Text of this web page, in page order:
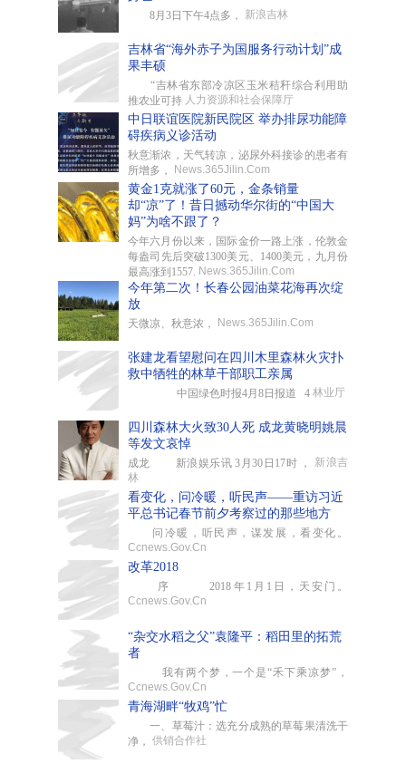
8月3日下午4点多， 新浪吉林
吉林省“海外赤子为国服务行动计划”成
果丰硕
“吉林省东部冷凉区玉米秸秆综合利用助
推农业可持 人力资源和社会保障厅
中日联谊医院新民院区 举办排尿功能障
碍疾病义诊活动
秋意渐浓，天气转凉，泌尿外科接诊的患者有
所增多，
News.365Jilin.Com
黄金1克就涨了60元，金条销量
却“凉”了！昔日撼动华尔街的“中国大
妈”为啥不跟了？
今年六月份以来，国际金价一路上涨，伦敦金
每盎司先后突破1300美元、1400美元，九月份
最高涨到1557. News.365Jilin.Com
今年第二次！长春公园油菜花海再次绽
放
天微凉、秋意浓， News.365Jilin.Com
张建龙看望慰问在四川木里森林火灾扑
救中牺牲的林草干部职工亲属
中国绿色时报4月8日报道 4 林业厅
四川森林大火致30人死 成龙黄晓明姚晨
等发文哀悼
成龙 新浪娱乐讯 3月30日17时 ，新浪吉
林
看变化，问冷暖，听民声——重访习近
平总书记春节前夕考察过的那些地方
问冷暖，听民声，谋发展，看变化。
Ccnews.Gov.Cn
改革2018
序 2018年1月1日，天安门。
Ccnews.Gov.Cn
“杂交水稻之父”袁隆平：稻田里的拓荒
者
我有两个梦，一个是“禾下乘凉梦”，
Ccnews.Gov.Cn
青海湖畔“牧鸡”忙
一、草莓汁：选充分成熟的草莓果清洗干
净， 供销合作社